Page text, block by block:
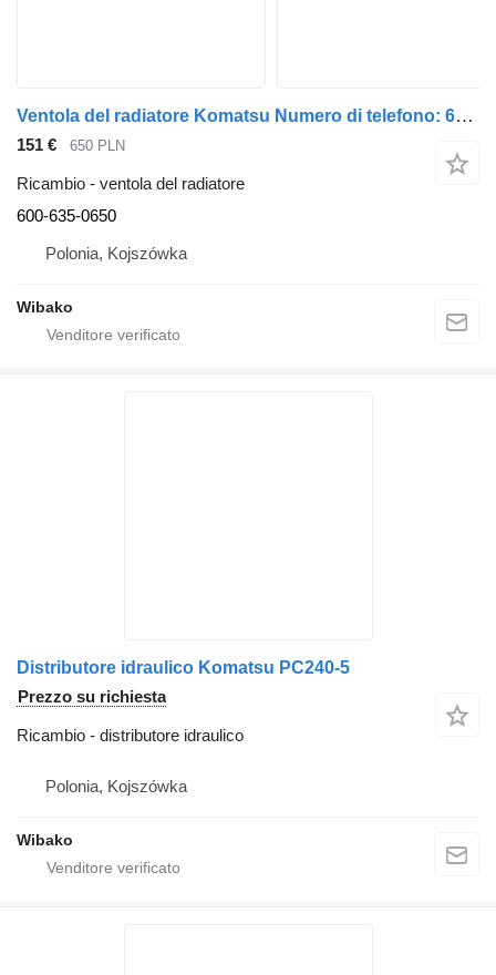
Ventola del radiatore Komatsu Numero di telefono: 600-635-0650
151 € 650 PLN
Ricambio - ventola del radiatore
600-635-0650
Polonia, Kojszówka
Wibako
Distributore idraulico Komatsu PC240-5
Prezzo su richiesta
Ricambio - distributore idraulico
Polonia, Kojszówka
Wibako